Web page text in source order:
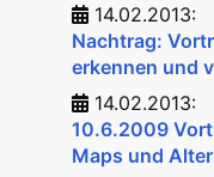
14.02.2013:
Nachtrag:
erkennen und
14.02.2013:
10.6.2009
Maps und